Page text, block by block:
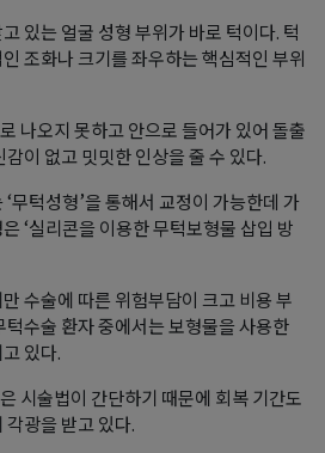
있는 얼굴 성형 부위가 바로 턱이다. 턱
조화나 크기를 좌우하는 핵심적인 부위
나오지 못하고 안으로 들어가 있어 돌출
이 없고 밋밋한 인상을 줄 수 있다.
무턱성형’을 통해서 교정이 가능한데 가
‘실리콘을 이용한 무턱보형물 삽입 방
수술에 따른 위험부담이 크고 비용 부
수술 환자 중에서는 보형물을 사용한
있다.
시술법이 간단하기 때문에 회복 기간도
광을 받고 있다.